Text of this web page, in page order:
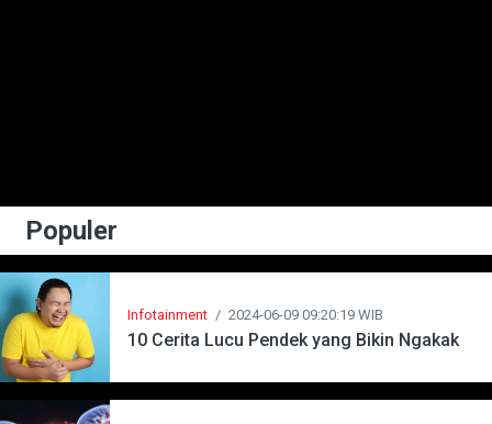
Populer
Infotainment / 2024-06-09 09:20:19 WIB
10 Cerita Lucu Pendek yang Bikin Ngakak